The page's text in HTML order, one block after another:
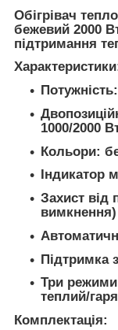
Обігрівач
бежевий 2000
підтримання
1000/2000
Кольори:
Індикатор
Захист від
вимкнення)
Підтримка
Три режими
теплий/
Комплектація: